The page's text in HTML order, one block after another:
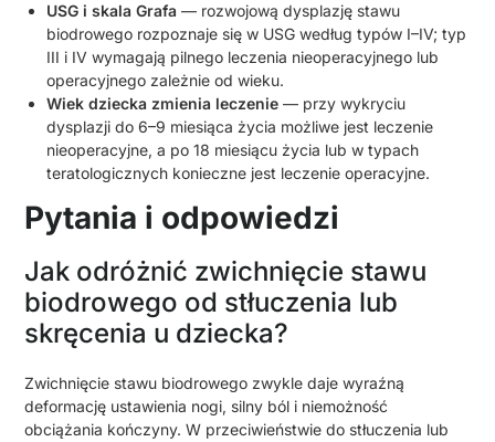
USG i skala Grafa — rozwojową dysplazję stawu
biodrowego rozpoznaje się w USG według typów I–IV; typ
III i IV wymagają pilnego leczenia nieoperacyjnego lub
operacyjnego zależnie od wieku.
Wiek dziecka zmienia leczenie — przy wykryciu
dysplazji do 6–9 miesiąca życia możliwe jest leczenie
nieoperacyjne, a po 18 miesiącu życia lub w typach
teratologicznych konieczne jest leczenie operacyjne.
Pytania i odpowiedzi
Jak odróżnić zwichnięcie stawu
biodrowego od stłuczenia lub
skręcenia u dziecka?
Zwichnięcie stawu biodrowego zwykle daje wyraźną
deformację ustawienia nogi, silny ból i niemożność
obciążania kończyny. W przeciwieństwie do stłuczenia lub